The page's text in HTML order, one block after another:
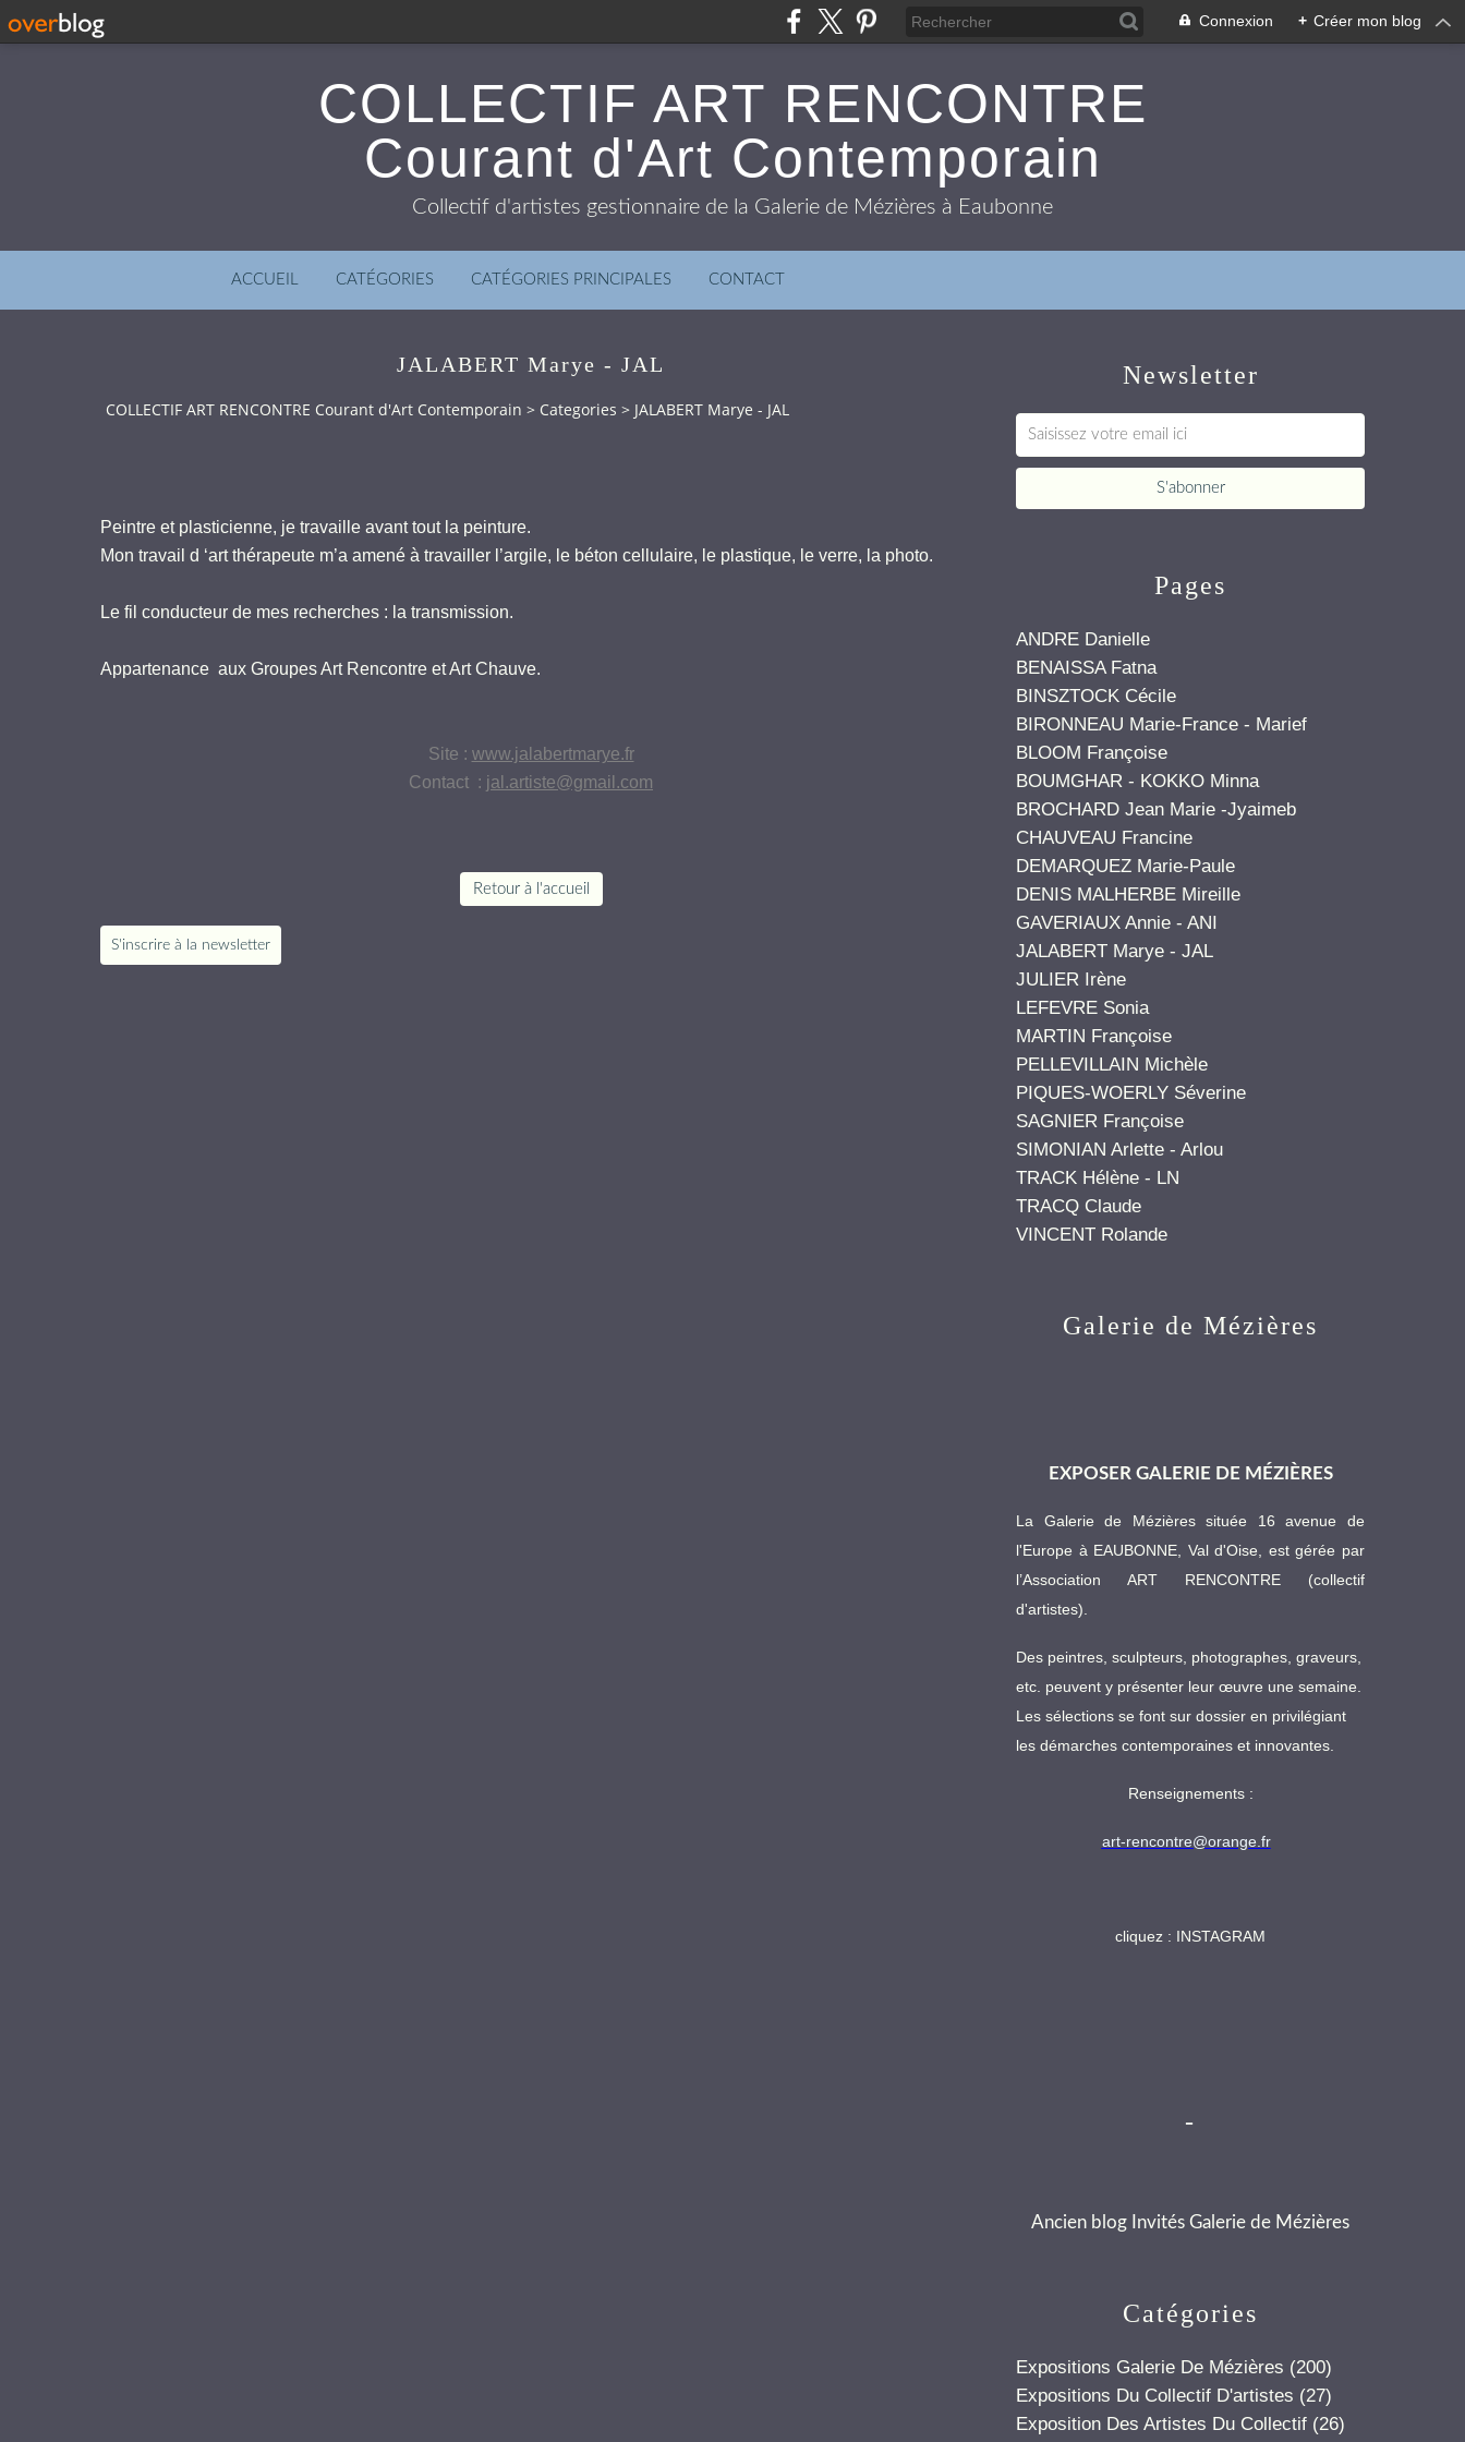
Connexion + Créer mon blog
COLLECTIF ART RENCONTRE
Courant d'Art Contemporain
Collectif d'artistes gestionnaire de la Galerie de Mézières à Eaubonne
ACCUEIL CATÉGORIES CATÉGORIES PRINCIPALES CONTACT
JALABERT Marye - JAL
COLLECTIF ART RENCONTRE Courant d'Art Contemporain > Categories > JALABERT Marye - JAL
Peintre et plasticienne, je travaille avant tout la peinture.
Mon travail d ‘art thérapeute m’a amené à travailler l’argile, le béton cellulaire, le plastique, le verre, la photo.
Le fil conducteur de mes recherches : la transmission.
Appartenance aux Groupes Art Rencontre et Art Chauve.
Site : www.jalabertmarye.fr
Contact : jal.artiste@gmail.com
Retour à l'accueil
S'inscrire à la newsletter
Newsletter
Catégories
Expositions Galerie De Mézières (200)
Expositions Du Collectif D'artistes (27)
Exposition Des Artistes Du Collectif (26)
Pages
ANDRE Danielle
BENAISSA Fatna
BINSZTOCK Cécile
BIRONNEAU Marie-France - Marief
BLOOM Françoise
BOUMGHAR - KOKKO Minna
BROCHARD Jean Marie -Jyaimeb
CHAUVEAU Francine
DEMARQUEZ Marie-Paule
DENIS MALHERBE Mireille
GAVERIAUX Annie - ANI
JALABERT Marye - JAL
JULIER Irène
LEFEVRE Sonia
MARTIN Françoise
PELLEVILLAIN Michèle
PIQUES-WOERLY Séverine
SAGNIER Françoise
SIMONIAN Arlette - Arlou
TRACK Hélène - LN
TRACQ Claude
VINCENT Rolande
Galerie de Mézières
EXPOSER GALERIE DE MÉZIÈRES
La Galerie de Mézières située 16 avenue de
l'Europe à EAUBONNE, Val d'Oise, est gérée par
l’Association ART RENCONTRE (collectif
d'artistes).
Des peintres, sculpteurs, photographes, graveurs,
etc. peuvent y présenter leur œuvre une semaine.
Les sélections se font sur dossier en privilégiant
les démarches contemporaines et innovantes.
Renseignements :
art-rencontre@orange.fr
cliquez : INSTAGRAM
-
Ancien blog Invités Galerie de Mézières